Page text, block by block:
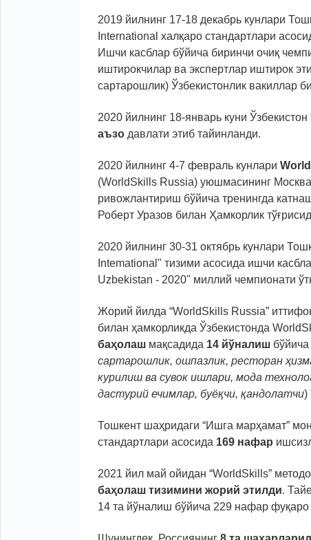
2019 йилнинг 17-18 декабрь кунлари
International халқаро стандартлари
Ишчи касблар бўйича биринчи очиқ
иштирокчилар ва экспертлар иштирок
сартарошлик) Ўзбекистонлик вакиллар
2020 йилнинг 18-январь куни
аъзо давлати этиб тайинланди.
2020 йилнинг 4-7 февраль кунлари
(WorldSkills Russia) уюшмасининг
ривожлантириш бўйича тренингда
Роберт Уразов билан Ҳамкорлик
2020 йилнинг 30-31 октябрь кунлари
Intemational" тизими асосида ишчи
Uzbekistan - 2020" миллий чемпионати
Жорий йилда “WorldSkills Russia”
билан ҳамкорликда Ўзбекистонда
баҳолаш мақсадида 14 йўналиш бўйича
сартарошлик, ошпазлик, ресторан
курилиш ва сувок ишлари, мода
дастурий ечимлар, буёқчи, қандолатчи)
Тошкент шаҳридаги “Ишга марҳамат”
стандартлари асосида 169 нафар
2021 йил май ойидан “WorldSkills”
баҳолаш тизимини жорий этилди.
14 та йўналиш бўйича 229 нафар фуқаро